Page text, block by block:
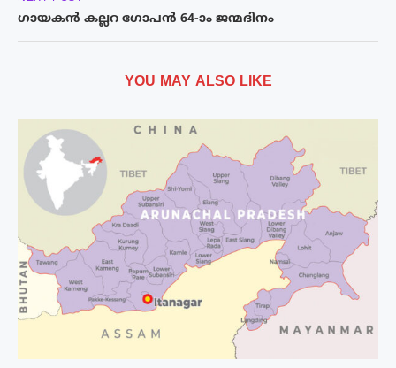
ഗായകൻ കല്ലറ ഗോപൻ 64-ാം ജന്മദിനം
YOU MAY ALSO LIKE